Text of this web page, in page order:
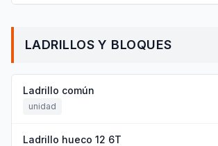
LADRILLOS Y BLOQUES
Ladrillo común
unidad
Ladrillo hueco 12 6T